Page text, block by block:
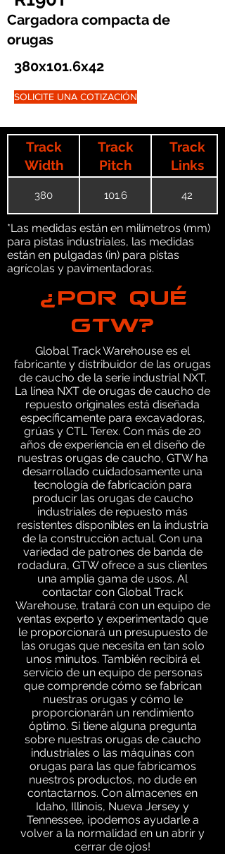
Cargadora compacta de
orugas
380x101.6x42
SOLICITE UNA COTIZACIÓN
Track
Width
Track
Pitch
Track
Links
380 101.6 42
*Las medidas están en milímetros (mm)
para pistas industriales, las medidas
están en pulgadas (in) para pistas
agrícolas y pavimentadoras.
¿POR QUÉ
GTW?
Global Track Warehouse es el
fabricante y distribuidor de las orugas
de caucho de la serie industrial NXT.
La línea NXT de orugas de caucho de
repuesto originales está diseñada
específicamente para excavadoras,
grúas y CTL Terex. Con más de 20
años de experiencia en el diseño de
nuestras orugas de caucho, GTW ha
desarrollado cuidadosamente una
tecnología de fabricación para
producir las orugas de caucho
industriales de repuesto más
resistentes disponibles en la industria
de la construcción actual. Con una
variedad de patrones de banda de
rodadura, GTW ofrece a sus clientes
una amplia gama de usos. Al
contactar con Global Track
Warehouse, tratará con un equipo de
ventas experto y experimentado que
le proporcionará un presupuesto de
las orugas que necesita en tan solo
unos minutos. También recibirá el
servicio de un equipo de personas
que comprende cómo se fabrican
nuestras orugas y cómo le
proporcionarán un rendimiento
óptimo. Si tiene alguna pregunta
sobre nuestras orugas de caucho
industriales o las máquinas con
orugas para las que fabricamos
nuestros productos, no dude en
contactarnos. Con almacenes en
Idaho, Illinois, Nueva Jersey y
Tennessee, ¡podemos ayudarle a
volver a la normalidad en un abrir y
cerrar de ojos!